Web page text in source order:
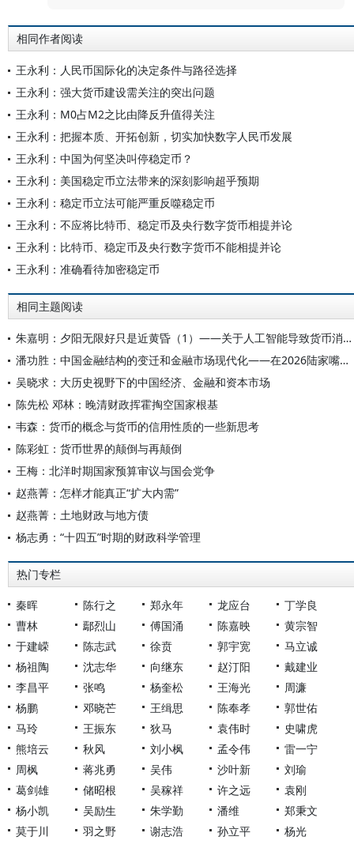
相同作者阅读
王永利：人民币国际化的决定条件与路径选择
王永利：强大货币建设需关注的突出问题
王永利：M0占M2之比由降反升值得关注
王永利：把握本质、开拓创新，切实加快数字人民币发展
王永利：中国为何坚决叫停稳定币？
王永利：美国稳定币立法带来的深刻影响超乎预期
王永利：稳定币立法可能严重反噬稳定币
王永利：不应将比特币、稳定币及央行数字货币相提并论
王永利：比特币、稳定币及央行数字货币不能相提并论
王永利：准确看待加密稳定币
相同主题阅读
朱嘉明：夕阳无限好只是近黄昏（1）——关于人工智能导致货币消亡进程的几个问题
潘功胜：中国金融结构的变迁和金融市场现代化——在2026陆家嘴论坛上的主题演讲
吴晓求：大历史视野下的中国经济、金融和资本市场
陈先松 邓林：晚清财政挥霍掏空国家根基
韦森：货币的概念与货币的信用性质的一些新思考
陈彩虹：货币世界的颠倒与再颠倒
王梅：北洋时期国家预算审议与国会党争
赵燕菁：怎样才能真正“扩大内需”
赵燕菁：土地财政与地方债
杨志勇：“十四五”时期的财政科学管理
热门专栏
秦晖 陈行之 郑永年 龙应台
丁学良
曹林
鄢烈山 傅国涌 陈嘉映
黄宗智
于建嵘
陈志武 徐贲 郭宇宽
马立诚
杨祖陶
沈志华 向继东 赵汀阳
戴建业
李昌平
张鸣 杨奎松 王海光
周濂
杨鹏
邓晓芒 王缉思 陈奉孝
郭世佑
马玲
王振东 狄马 袁伟时
史啸虎
熊培云
秋风 刘小枫 孟令伟
雷一宁
周枫
蒋兆勇 吴伟 沙叶新
刘瑜
葛剑雄
储昭根 吴稼祥 许之远
袁刚
杨小凯
吴励生 朱学勤 潘维
郑秉文
莫于川
羽之野 谢志浩 孙立平 杨光